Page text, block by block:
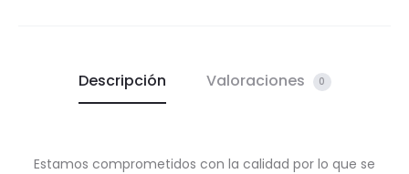
Descripción Valoraciones 0
Estamos comprometidos con la calidad por lo que se